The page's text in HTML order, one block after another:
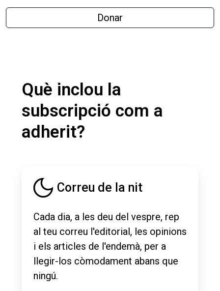
Donar
Què inclou la
subscripció com a
adherit?
Correu de la nit
Cada dia, a les deu del vespre, rep
al teu correu l'editorial, les opinions
i els articles de l'endemà, per a
llegir-los còmodament abans que
ningú.